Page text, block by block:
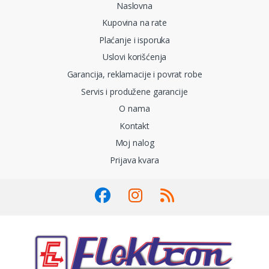
Naslovna
Kupovina na rate
Plaćanje i isporuka
Uslovi korišćenja
Garancija, reklamacije i povrat robe
Servis i produžene garancije
O nama
Kontakt
Moj nalog
Prijava kvara